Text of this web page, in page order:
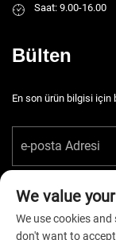
Saat: 9.00-16.00
Bülten
En son ürün bilgisi
We value
We use cookies
don't want to